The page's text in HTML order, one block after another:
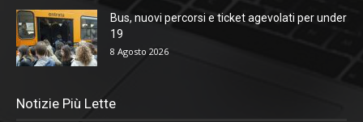
Bus, nuovi percorsi e ticket agevolati per under
19
8 Agosto 2026
Notizie Più Lette